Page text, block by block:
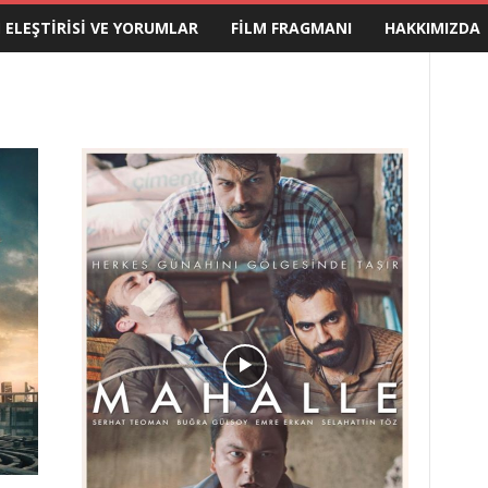
ELEŞTIRISI VE YORUMLAR FILM FRAGMANI HAKKIMIZDA